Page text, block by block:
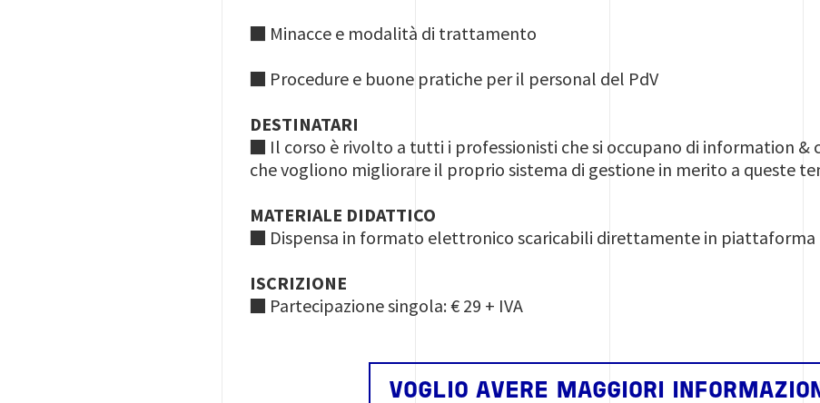
■ Minacce e modalità di trattamento
■ Procedure e buone pratiche per il personal del PdV
DESTINATARI
■ Il corso è rivolto a tutti i professionisti che si occupano di information &
che vogliono migliorare il proprio sistema di gestione in merito a queste
MATERIALE DIDATTICO
■ Dispensa in formato elettronico scaricabili direttamente in piattaforma
ISCRIZIONE
■ Partecipazione singola: € 29 + IVA
VOGLIO AVERE MAGGIORI